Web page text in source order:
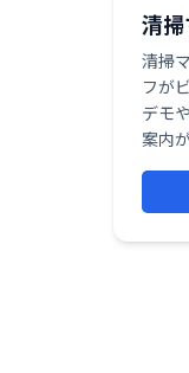
清
清掃
フが
デモ
案内